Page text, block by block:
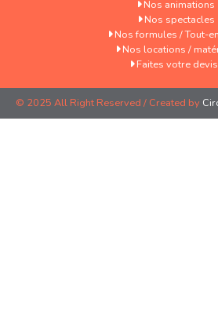
Nos animations
Nos spectacles
Nos formules / Tout-
Nos locations /
Faites votre
© 2025 All Right Reserved / Created by